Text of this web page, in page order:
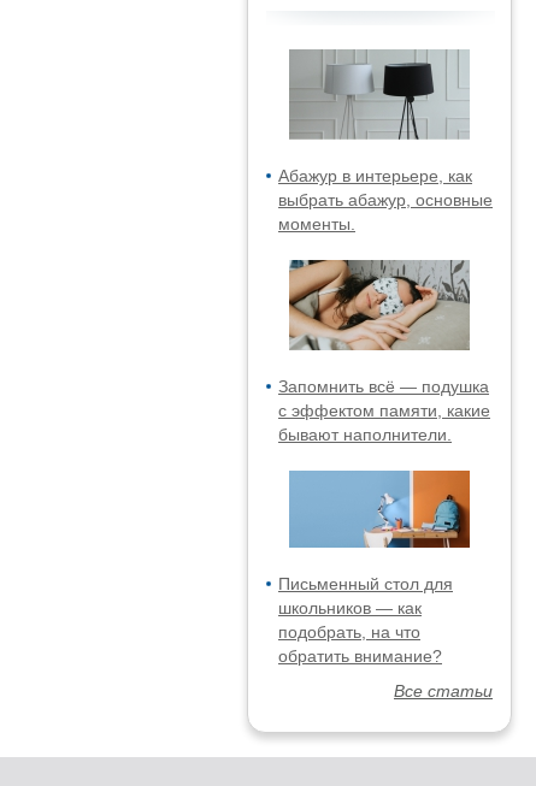
Абажур в интерьере, как
выбрать абажур, основные
моменты.
Запомнить всё — подушка
с эффектом памяти, какие
бывают наполнители.
Письменный стол для
школьников — как
подобрать, на что
обратить внимание?
Все статьи